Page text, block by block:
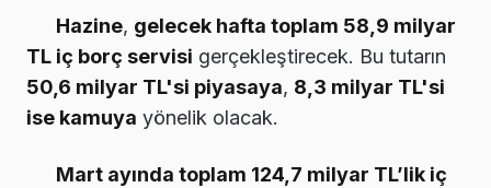
Hazine, gelecek hafta toplam 58,9 milyar
TL iç borç servisi gerçekleştirecek. Bu tutarın
50,6 milyar TL'si piyasaya, 8,3 milyar TL'si
ise kamuya yönelik olacak.
Mart ayında toplam 124,7 milyar TL’lik iç